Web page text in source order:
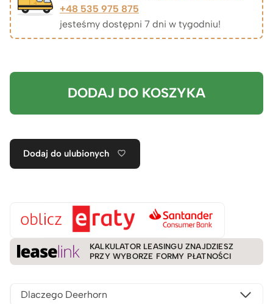
+48 535 975 875
jesteśmy dostępni 7 dni w tygodniu!
DODAJ DO KOSZYKA
Dodaj do ulubionych
KALKULATOR LEASINGU ZNAJDZIESZ
PRZY WYBORZE FORMY PŁATNOŚCI
Dlaczego Deerhorn